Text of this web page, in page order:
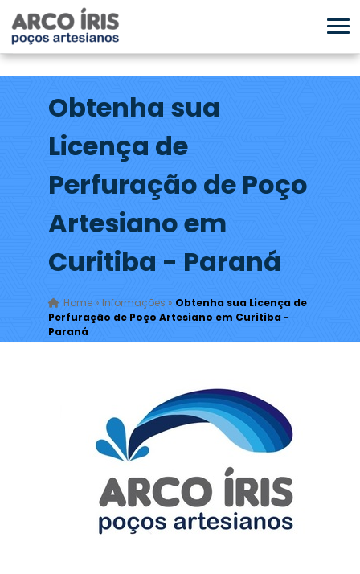
Obtenha sua
Licença de
Perfuração de Poço
Artesiano em
Curitiba - Paraná
Home» Informações » Obtenha sua Licença de
Perfuração de Poço Artesiano em Curitiba -
Paraná